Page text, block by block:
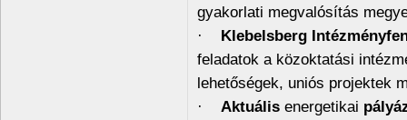
gyakorlati megvalósítás
·
Klebelsberg
feladatok a közoktatási
lehetőségek, uniós projektek
·
Aktuális energetikai